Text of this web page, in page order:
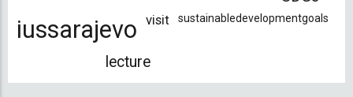
iussarajevo visit sustainabledevelopmentgoals
lecture